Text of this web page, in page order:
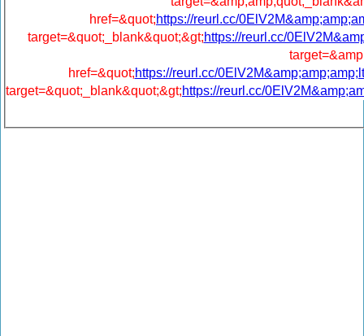
href=&quot;https://reurl.cc/
target=&quot;_blank&quot;&gt;https://reurl.cc/
href=&quot;https://reurl.cc/
target=&quot;_blank&quot;&gt;https://reurl.cc/